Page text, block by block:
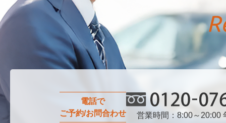
電話で
ご予約/お問合わせ
0120-076-750
営業時間：8:00～20:00